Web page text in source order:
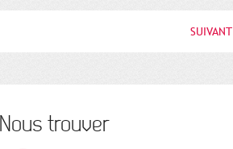
SUIVANT
Nous trouver